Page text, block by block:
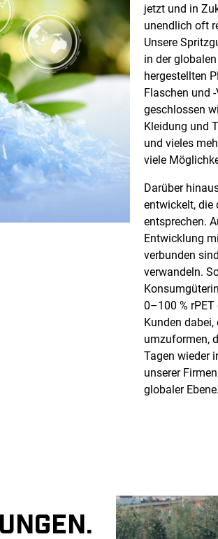
jetzt und in
unendlich oft
Unsere
in der
hergestellten
Flaschen und
geschlossen
Kleidung und
und vieles
viele
Darüber
entwickelt, die
entsprechen.
Entwicklung
verbunden
verwandeln.
0–100 %
Kunden
umzuformen,
Tagen wieder
unserer
globaler Ebene.